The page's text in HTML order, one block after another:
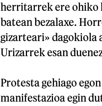
herritarrek ere ohiko
batean bezalaxe.
gizarteari» dagokiola
Urizarrek esan
Protesta gehiago
manifestazioa egin